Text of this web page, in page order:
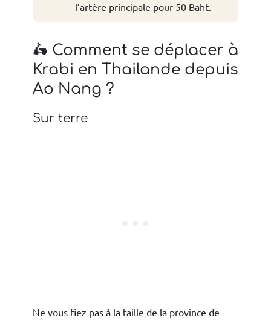
l’artère principale pour 50 Baht.
🛵 Comment se déplacer à
Krabi en Thailande depuis
Ao Nang ?
Sur terre
Ne vous fiez pas à la taille de la province de